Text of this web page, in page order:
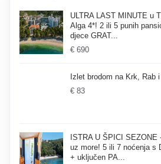
ULTRA LAST MINUTE u
Alga 4*! 2 ili 5 punih
djece GRAT...
€ 690
Izlet brodom na Krk, Rab
€ 83
ISTRA U ŠPICI
uz more! 5 ili 7 noćenja s
+ uključen PA...